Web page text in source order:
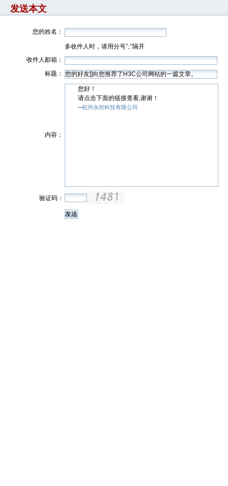
发送本文
您的姓名：
多收件人时，请用分号";"隔开
收件人邮箱：
标题：
内容：
您好！
请点击下面的链接查看,谢谢！
--杭州永控科技有限公司
验证码：